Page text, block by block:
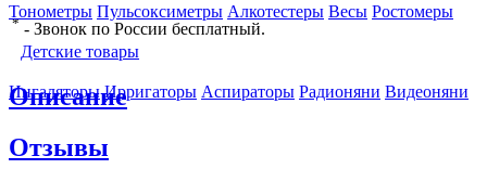
Тонометры Пульсоксиметры Алкотестеры Весы Ростомеры
Детские товары
Ингаляторы Ирригаторы Аспираторы Радионяни Видеоняни
* - Звонок по России бесплатный.
Описание
Отзывы